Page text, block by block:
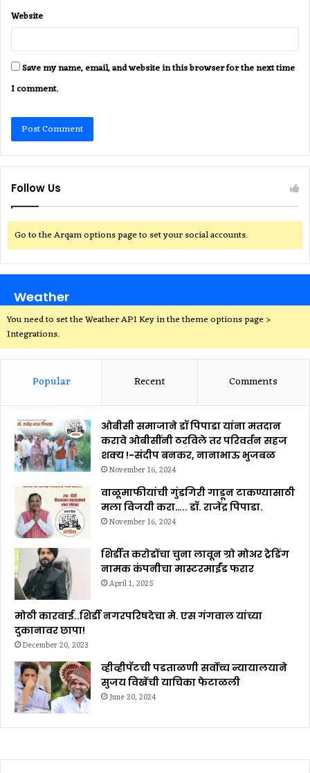
Website
Save my name, email, and website in this browser for the next time
I comment.
Follow Us
Go to the Arqam options page to set your social accounts.
Weather
You need to set the Weather API Key in the theme options page >
Integrations.
Popular Recent Comments
ओबीसी समाजाने डॉ पिपाडा यांना मतदान
करावे ओबीसींनी ठरविले तर परिवर्तन सहज
शक्य !-संदीप बनकर, नानाभाऊ भुजबळ
November 16, 2024
वाळूमाफीयांची गुंडगिरी गाडून टाकण्यासाठी
मला विजयी करा….. डॉ. राजेंद्र पिपाडा.
November 16, 2024
शिर्डीत करोडोंचा चुना लावून ग्रो मोअर ट्रेडिंग
नामक कंपनीचा मास्टरमाईंड फरार
April 1, 2025
मोठी कारवाई..शिर्डी नगरपरिषदेचा मे. एस गंगवाल यांच्या
दुकानावर छापा!
December 20, 2023
व्हीव्हीपॅटची पडताळणी सर्वोच्च न्यायालयाने
सुजय विखेंची याचिका फेटाळली
June 20, 2024